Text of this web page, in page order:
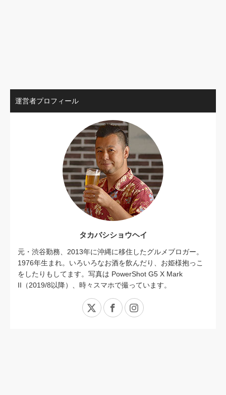
運営者プロフィール
タカバシショウヘイ
元・渋谷勤務、2013年に沖縄に移住したグルメブロガー。
1976年生まれ。いろいろなお酒を飲んだり、お姫様抱っこ
をしたりもしてます。写真は PowerShot G5 X Mark
II（2019/8以降）、時々スマホで撮っています。
X FacebookInstagram